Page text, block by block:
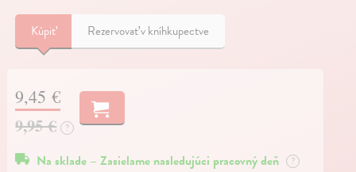
Kúpiť Rezervovať v kníhkupectve
9,45 €
9,95 € ?
Na sklade – Zasielame nasledujúci pracovný deň ?